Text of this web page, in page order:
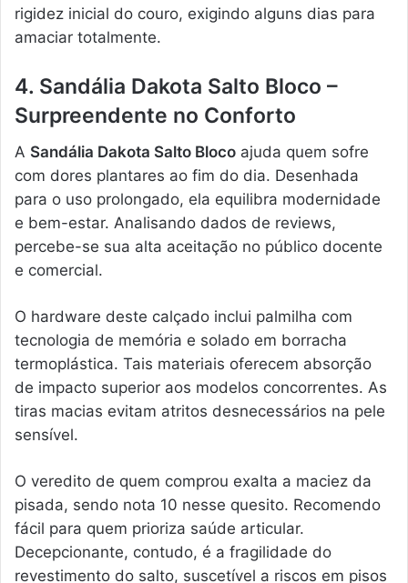
rigidez inicial do couro, exigindo alguns dias para
amaciar totalmente.
4. Sandália Dakota Salto Bloco –
Surpreendente no Conforto
A Sandália Dakota Salto Bloco ajuda quem sofre
com dores plantares ao fim do dia. Desenhada
para o uso prolongado, ela equilibra modernidade
e bem-estar. Analisando dados de reviews,
percebe-se sua alta aceitação no público docente
e comercial.
O hardware deste calçado inclui palmilha com
tecnologia de memória e solado em borracha
termoplástica. Tais materiais oferecem absorção
de impacto superior aos modelos concorrentes. As
tiras macias evitam atritos desnecessários na pele
sensível.
O veredito de quem comprou exalta a maciez da
pisada, sendo nota 10 nesse quesito. Recomendo
fácil para quem prioriza saúde articular.
Decepcionante, contudo, é a fragilidade do
revestimento do salto, suscetível a riscos em pisos